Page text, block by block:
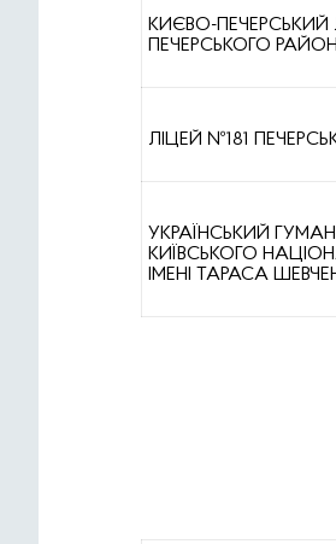
КИЄВО-ПЕЧЕРСЬКИЙ
ПЕЧЕРСЬКОГО
ЛІЦЕЙ №181
УКРАЇНСЬКИЙ
КИЇВСЬКОГО
ІМЕНІ ТАРАСА